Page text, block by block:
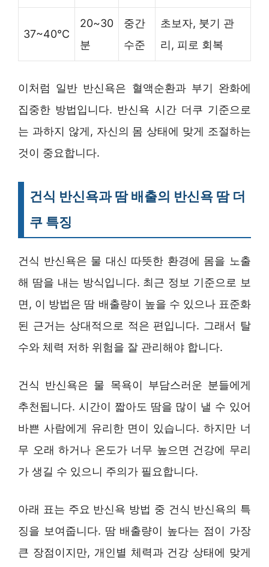
37~40℃
20~30
분
중간
수준
초보자, 붓기 관
리, 피로 회복
이처럼 일반 반신욕은 혈액순환과 부기 완화에
집중한 방법입니다. 반신욕 시간 더쿠 기준으로
는 과하지 않게, 자신의 몸 상태에 맞게 조절하는
것이 중요합니다.
건식 반신욕과 땀 배출의 반신욕 땀 더
쿠 특징
건식 반신욕은 물 대신 따뜻한 환경에 몸을 노출
해 땀을 내는 방식입니다. 최근 정보 기준으로 보
면, 이 방법은 땀 배출량이 높을 수 있으나 표준화
된 근거는 상대적으로 적은 편입니다. 그래서 탈
수와 체력 저하 위험을 잘 관리해야 합니다.
건식 반신욕은 물 목욕이 부담스러운 분들에게
추천됩니다. 시간이 짧아도 땀을 많이 낼 수 있어
바쁜 사람에게 유리한 면이 있습니다. 하지만 너
무 오래 하거나 온도가 너무 높으면 건강에 무리
가 생길 수 있으니 주의가 필요합니다.
아래 표는 주요 반신욕 방법 중 건식 반신욕의 특
징을 보여줍니다. 땀 배출량이 높다는 점이 가장
큰 장점이지만, 개인별 체력과 건강 상태에 맞게